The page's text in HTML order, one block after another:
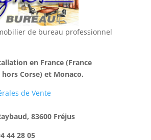
de bureau professionnel
en France (France
Corse) et Monaco.
de Vente
83600 Fréjus
44 28 05